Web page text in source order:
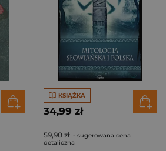
KSIĄŻKA
34,99 zł
59,90 zł - sugerowana cena
detaliczna